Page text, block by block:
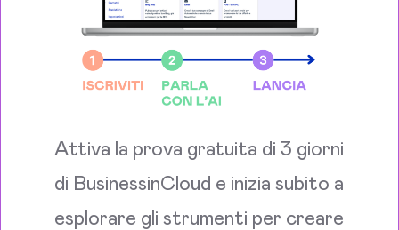
Attiva la prova gratuita di 3 giorni
di BusinessinCloud e inizia subito a
esplorare gli strumenti per creare